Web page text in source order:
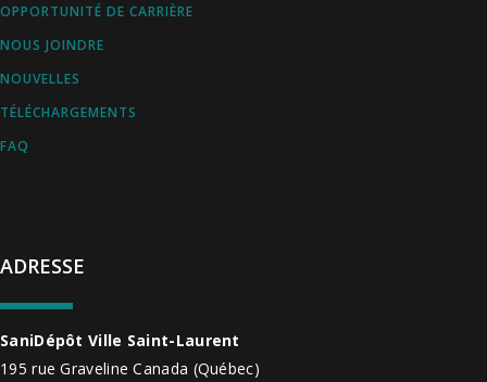
ADRESSE
SaniDépôt Ville Saint-Laurent
195 rue Graveline Canada (Québec)
OPPORTUNITÉ DE CARRIÈRE
NOUS JOINDRE
NOUVELLES
TÉLÉCHARGEMENTS
FAQ